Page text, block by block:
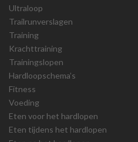
Ultraloop
Trailrunverslagen
Training
Krachttraining
Trainingslopen
Hardloopschema’s
Fitness
Voeding
Eten voor het hardlopen
Eten tijdens het hardlopen